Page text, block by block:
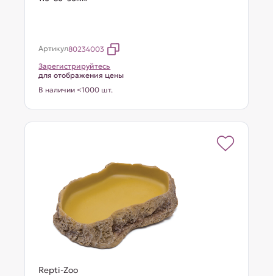
Артикул80234003
Зарегистрируйтесь
для отображения цены
В наличии <1000 шт.
Repti-Zoo